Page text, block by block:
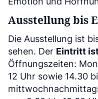
Ausstellung bis
Die Ausstellung ist
sehen. Der Eintritt
Öffnungszeiten:
12 Uhr sowie 14.30